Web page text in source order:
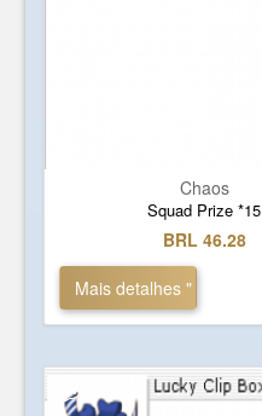
Chaos
Squad Prize *15
BRL 46.28
Mais detalhes "